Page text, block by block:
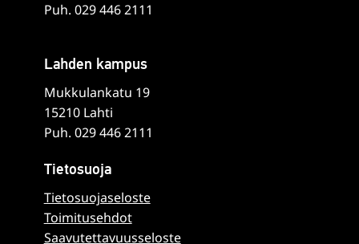
Puh. 029 446 2111
Lahden kampus
Mukkulankatu 19
15210 Lahti
Puh. 029 446 2111
Tietosuoja
Tietosuojaseloste
Toimitusehdot
Saavutettavuusseloste